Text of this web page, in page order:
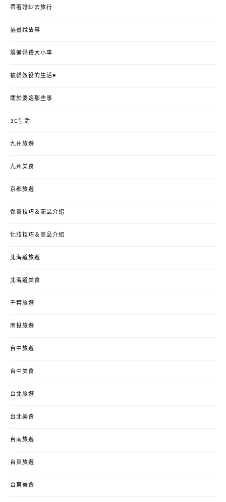
帶著婚紗去旅行
插畫說故事
籌備婚禮大小事
被貓奴役的生活♥
關於婆媳那些事
3C生活
九州旅遊
九州美食
京都旅遊
保養技巧＆商品介紹
化妝技巧＆商品介紹
北海道旅遊
北海道美食
千葉旅遊
南投旅遊
台中旅遊
台中美食
台北旅遊
台北美食
台南旅遊
台東旅遊
台東美食